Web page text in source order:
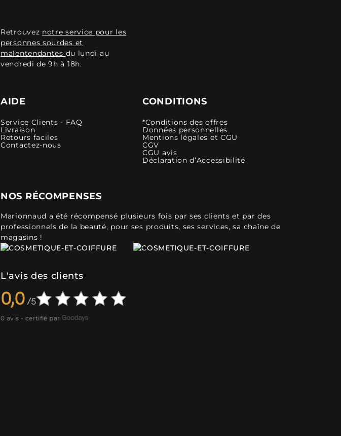
Retrouvez notre service pour les
personnes sourdes et
malentendantes du lundi au
vendredi de 9h à 18h.
AIDE
Service Clients - FAQ
Livraison
Retours faciles
Contactez-nous
CONDITIONS
*Conditions des offres
Données personnelles
Mentions légales et CGU
CGV
CGU avis
Déclaration d’Accessibilité
NOS RÉCOMPENSES
Marionnaud a été récompensé plusieurs fois par ses clients et par des
professionnels de la beauté, pour ses produits, ses services, sa chaîne de
magasins !
L'avis des clients
0,0
0 avis - certifié par